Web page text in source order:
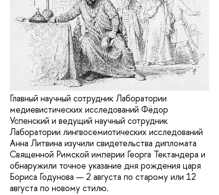
Главный научный сотрудник Лаборатории
медиевистических исследований Фёдор
Успенский и ведущий научный сотрудник
Лаборатории лингвосемиотических исследований
Анна Литвина изучили свидетельства дипломата
Священной Римской империи Георга Тектандера и
обнаружили точное указание дня рождения царя
Бориса Годунова — 2 августа по старому или 12
августа по новому стилю.